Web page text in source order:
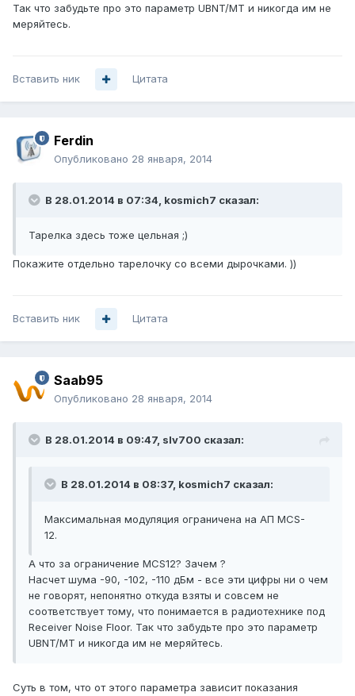
Так что забудьте про это параметр UBNT/MT и никогда им не
меряйтесь.
Вставить ник Цитата
Ferdin
Опубликовано 28 января, 2014
В 28.01.2014 в 07:34, kosmich7 сказал:
Тарелка здесь тоже цельная ;)
Покажите отдельно тарелочку со всеми дырочками. ))
Вставить ник Цитата
Saab95
Опубликовано 28 января, 2014
В 28.01.2014 в 09:47, slv700 сказал:
В 28.01.2014 в 08:37, kosmich7 сказал:
Максимальная модуляция ограничена на АП MCS-
12.
А что за ограничение MCS12? Зачем ?
Насчет шума -90, -102, -110 дБм - все эти цифры ни о чем
не говорят, непонятно откуда взяты и совсем не
соответствует тому, что понимается в радиотехнике под
Receiver Noise Floor. Так что забудьте про это параметр
UBNT/MT и никогда им не меряйтесь.
Суть в том, что от этого параметра зависит показания